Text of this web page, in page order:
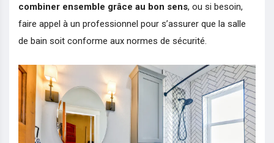
combiner ensemble grâce au bon sens, ou si besoin,
faire appel à un professionnel pour s’assurer que la salle
de bain soit conforme aux normes de sécurité.